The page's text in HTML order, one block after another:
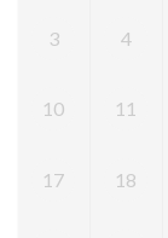
3 4
10 11
17 18